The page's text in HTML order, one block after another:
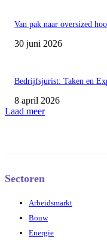
Van pak naar oversized
30 juni 2026
Bedrijfsjurist: Taken en
8 april 2026
Laad meer
Sectoren
Arbeidsmarkt
Bouw
Energie